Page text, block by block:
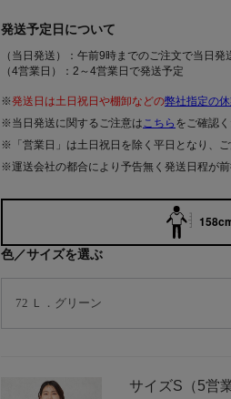
発送予定日について
（当日発送）：午前9時までのご注文で当日発
（4営業日）：2～4営業日で発送予定
※発送日は土日祝日や棚卸などの弊社指定の休
※当日発送に関するご注意は こちら をご確認く
※「営業日」は土日祝日を除く平日となり、ご
※運送会社の都合により予告無く発送日程が前
色／サイズを選ぶ
サイズS（5営